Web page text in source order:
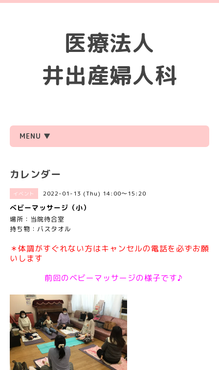
医療法人
井出産婦人科
MENU ▼
カレンダー
イベント 2022-01-13 (Thu) 14:00～15:20
べビーマッサージ（小）
場所：当院待合室
持ち物：バスタオル
＊体調がすぐれない方はキャンセルの電話を必ずお願
いします
前回のベビーマッサージの様子です♪